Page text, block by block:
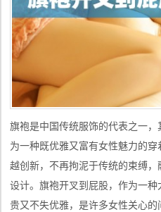
旗袍是中国传统服饰的代表之一
为一种既优雅又富有女性魅力的
越创新，不再拘泥于传统的束缚
设计。旗袍开叉到屁股，作为一
贵又不失优雅，是许多女性关心